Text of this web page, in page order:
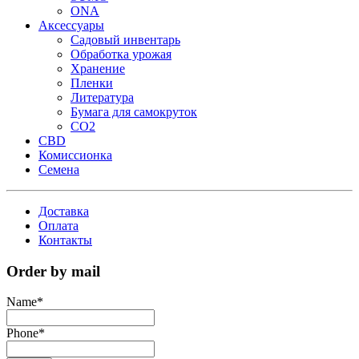
ONA
Аксессуары
Садовый инвентарь
Обработка урожая
Хранение
Пленки
Литература
Бумага для самокруток
CO2
CBD
Комисcионка
Семена
Доставка
Оплата
Контакты
Order by mail
Name*
Phone*